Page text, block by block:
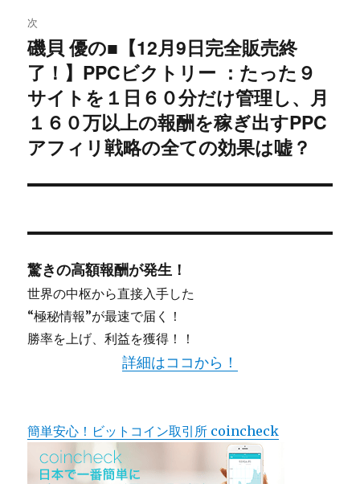
シ
ョ
ン
次
次
の
投
稿:
磯貝 優の■【12月9日完全販売終
了！】PPCビクトリー ：たった９
サイトを１日６０分だけ管理し、月
１６０万以上の報酬を稼ぎ出すPPC
アフィリ戦略の全ての効果は嘘？
驚きの高額報酬が発生！
世界の中枢から直接入手した
“極秘情報”が最速で届く！
勝率を上げ、利益を獲得！！
詳細はココから！
簡単安心！ビットコイン取引所 coincheck